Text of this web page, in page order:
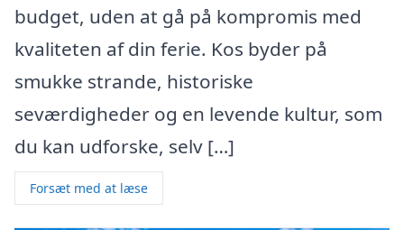
budget, uden at gå på kompromis med
kvaliteten af din ferie. Kos byder på
smukke strande, historiske
seværdigheder og en levende kultur, som
du kan udforske, selv […]
Forsæt med at læse